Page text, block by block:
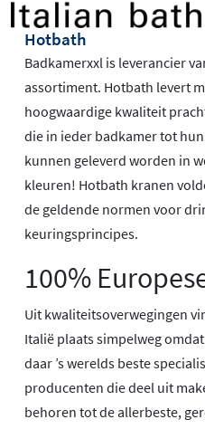
Hotbath
Badkamerxxl is leverancier
assortiment. Hotbath levert
hoogwaardige kwaliteit
die in ieder badkamer tot
kunnen geleverd worden in
kleuren! Hotbath kranen
de geldende normen voor
keuringsprincipes.
100%
Uit kwaliteitsoverwegingen
Italië plaats simpelweg
daar ’s werelds beste
producenten die deel uit
behoren tot de allerbeste,